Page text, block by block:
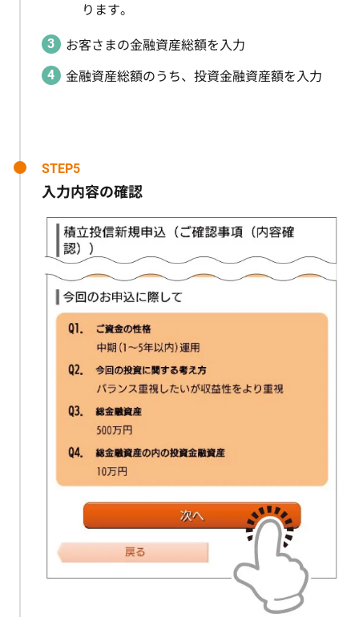
ります。
お客さまの金融資産総額を入力
金融資産総額のうち、投資金融資産額を入力
STEP5
入力内容の確認